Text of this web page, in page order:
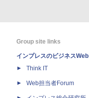
Group site links
インプレスのビジネスWeb
Think IT
Web担当者Forum